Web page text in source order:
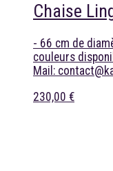
Chaise
- 66 cm de
couleurs
Mail:
230,00 €